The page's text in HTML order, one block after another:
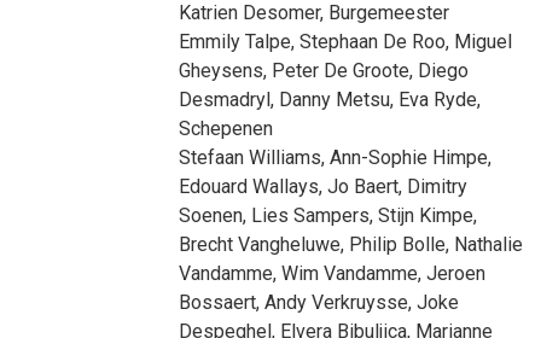
Katrien Desomer, Burgemeester
Emmily Talpe, Stephaan De Roo, Miguel
Gheysens, Peter De Groote, Diego
Desmadryl, Danny Metsu, Eva Ryde,
Schepenen
Stefaan Williams, Ann-Sophie Himpe,
Edouard Wallays, Jo Baert, Dimitry
Soenen, Lies Sampers, Stijn Kimpe,
Brecht Vangheluwe, Philip Bolle, Nathalie
Vandamme, Wim Vandamme, Jeroen
Bossaert, Andy Verkruysse, Joke
Despeghel, Elvera Bibuljica, Marianne